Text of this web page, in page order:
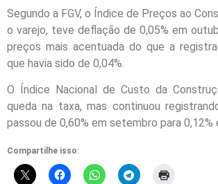
Segundo a FGV, o Índice de Preços ao
o varejo, teve deflação de 0,05% em
preços mais acentuada do que a
que havia sido de 0,04%.
O Índice Nacional de Custo da
queda na taxa, mas continuou
passou de 0,60% em setembro para 0,12%
Compartilhe isso: